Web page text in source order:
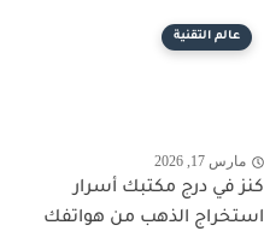
عالم التقنية
مارس 17, 2026
كنز في درج مكتبك أسرار
استخراج الذهب من هواتفك